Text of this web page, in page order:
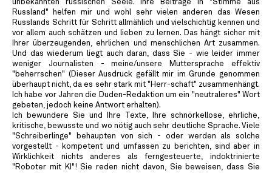
unbekannten russischen Seele. Ihre Beiträge in "Stimme aus
Russland" helfen mir und wohl sehr vielen anderen das Wesen
Russlands Schritt für Schritt allmählich und vielschichtig kennen und
vor allem auch schätzen und lieben zu lernen. Das hängt sicher mit
Ihrer überzeugenden, ehrlichen und menschlichen Art zusammen.
Und das wiederum liegt auch daran, dass Sie - wie leider immer
weniger Journalisten - meine/unsere Muttersprache effektiv
"beherrschen" (Dieser Ausdruck gefällt mir im Grunde genommen
überhaupt nicht, da es sehr stark mit "Herr-schaft" zusammenhängt.
Ich habe vor Jahren die Duden-Redaktion um ein "neutraleres" Wort
gebeten, jedoch keine Antwort erhalten).
Ich bewundere Sie und Ihre Texte, Ihre schnörkellose, ehrliche,
kritische, bewusste und wo nötig auch sehr deutliche Sprache. Viele
"Schreiberlinge" behaupten von sich - oder werden als solche
vorgestellt - kompetent und umfassen zu berichten, sind aber in
Wirklichkeit nichts anderes als ferngesteuerte, indoktrinierte
"Roboter mit KI"! Sie reden nicht davon, Sie beweisen, dass Sie